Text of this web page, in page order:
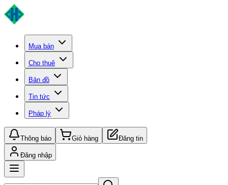
Mua bán
Cho thuê
Bản đồ
Tin tức
Pháp lý
Thông báo Giỏ hàng Đăng tin
Đăng nhập